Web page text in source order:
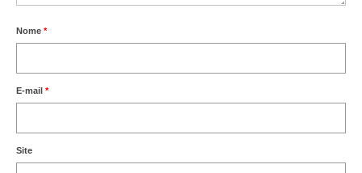
BENEFÍCIOS
Sede social
Nome *
E-mail *
Site